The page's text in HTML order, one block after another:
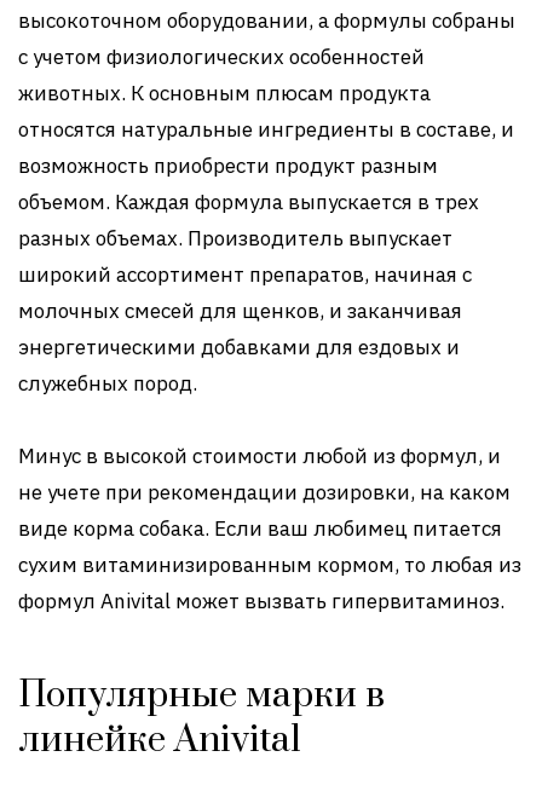
высокоточном оборудовании, а формулы собраны
с учетом физиологических особенностей
животных. К основным плюсам продукта
относятся натуральные ингредиенты в составе, и
возможность приобрести продукт разным
объемом. Каждая формула выпускается в трех
разных объемах. Производитель выпускает
широкий ассортимент препаратов, начиная с
молочных смесей для щенков, и заканчивая
энергетическими добавками для ездовых и
служебных пород.
Минус в высокой стоимости любой из формул, и
не учете при рекомендации дозировки, на каком
виде корма собака. Если ваш любимец питается
сухим витаминизированным кормом, то любая из
формул Anivital может вызвать гипервитаминоз.
Популярные марки в
линейке Anivital